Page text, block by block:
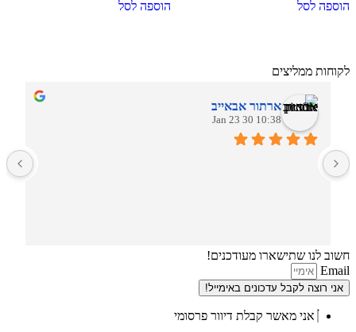
הוספה לסל הוספה לסל
לקוחות ממליצים
ארתור אבאייב
10:38 30 Jan 23
חשוב לנו שתישארו מעודכנים!
Email
אני רוצה לקבל עדכונים באימייל!
אני מאשר קבלת דיוור פרסומי